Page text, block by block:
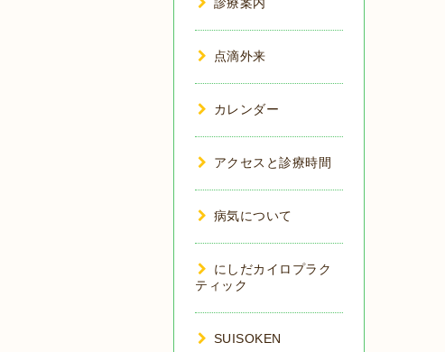
点滴外来
カレンダー
アクセスと診療時間
病気について
にしだカイロプラク
ティック
SUISOKEN